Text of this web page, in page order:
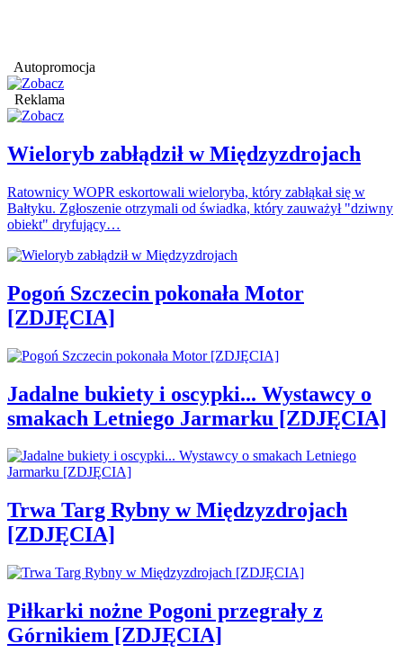
Autopromocja
Reklama
Wieloryb zabłądził w Międzyzdrojach
Ratownicy WOPR eskortowali wieloryba, który zabłąkał się w
Bałtyku. Zgłoszenie otrzymali od świadka, który zauważył "dziwny
obiekt" dryfujący…
Pogoń Szczecin pokonała Motor
[ZDJĘCIA]
Jadalne bukiety i oscypki... Wystawcy o
smakach Letniego Jarmarku [ZDJĘCIA]
Trwa Targ Rybny w Międzyzdrojach
[ZDJĘCIA]
Piłkarki nożne Pogoni przegrały z
Górnikiem [ZDJĘCIA]